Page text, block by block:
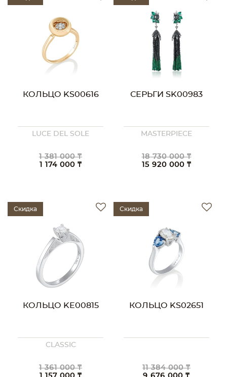
КОЛЬЦО KS00616
LUCE DEL SOLE
1 381 000 ₸
1 174 000 ₸
СЕРЬГИ SK00983
MASTERPIECE
18 730 000 ₸
15 920 000 ₸
Скидка
КОЛЬЦО KE00815
CLASSIC
1 361 000 ₸
Скидка
КОЛЬЦО KS02651
11 384 000 ₸